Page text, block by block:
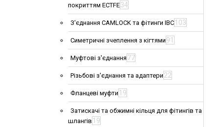
покриттям ECTFE34
З'єднання CAMLOCK та фітинги IBC 103
Симетричні зчеплення з кігтями 91
Муфтові з'єднання 77
Різьбові з'єднання та адаптери 22
Фланцеві муфти 19
Затискачі та обжимні кільця для фітингів та
шлангів 19